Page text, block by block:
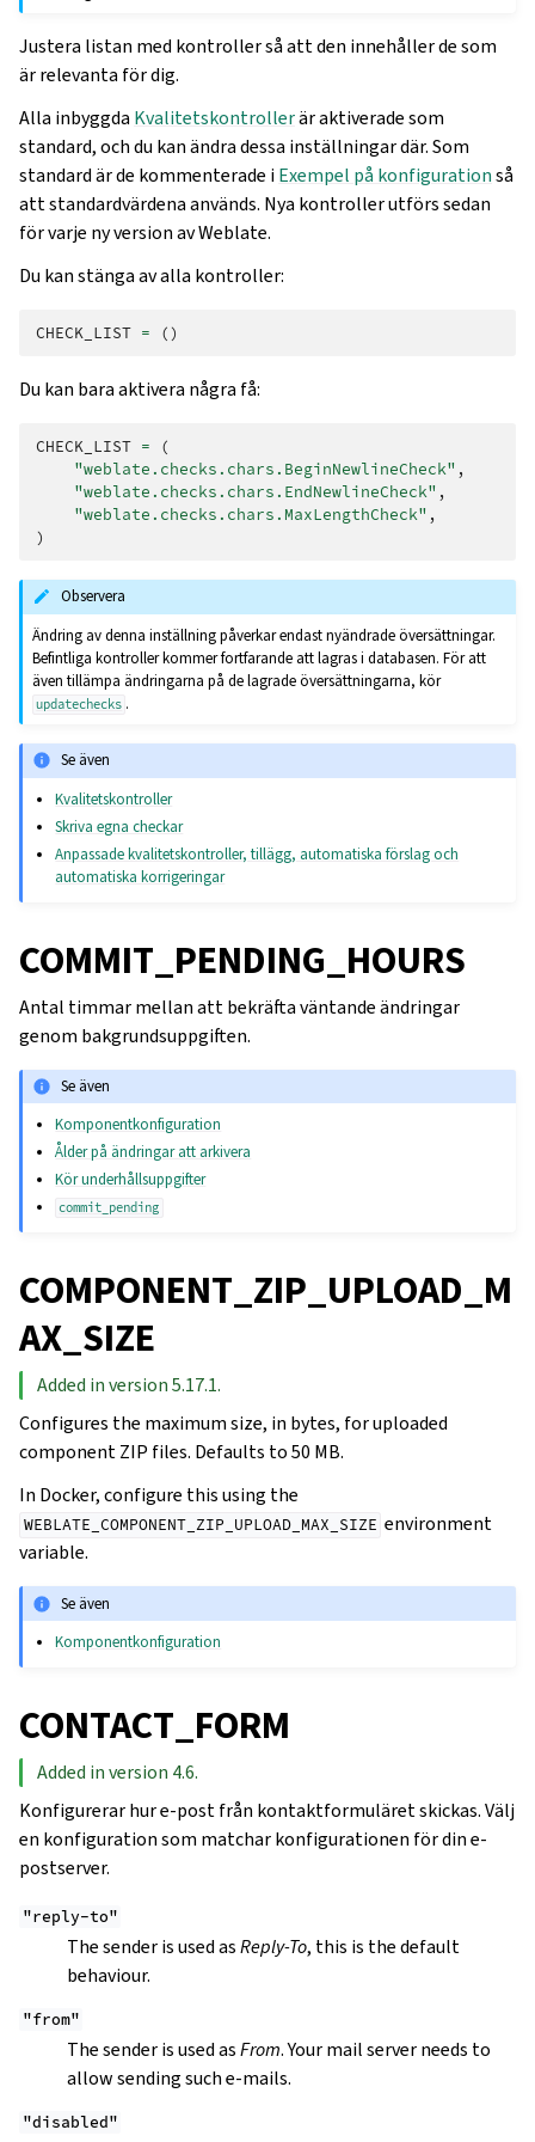
Justera listan med kontroller så att den innehåller de som
är relevanta för dig.
Alla inbyggda Kvalitetskontrollerär aktiverade som
standard, och du kan ändra dessa inställningar där. Som
standard är de kommenterade iExempel på konfigurationså
att standardvärdena används. Nya kontroller utförs sedan
för varje ny version av Weblate.
Du kan stänga av alla kontroller:
CHECK_LIST = ()
Du kan bara aktivera några få:
CHECK_LIST =
(
"weblate.checks.chars.BeginNewlineCheck" ,
"weblate.checks.chars.EndNewlineCheck" ,
"weblate.checks.chars.MaxLengthCheck" ,
)
Observera
Ändring av denna inställning påverkar endast nyändrade översättningar.
Befintliga kontroller kommer fortfarande att lagras i databasen. För att
även tillämpa ändringarna på de lagrade översättningarna, kör
updatechecks .
Se även
Kvalitetskontroller
Skriva egna checkar
Anpassade kvalitetskontroller, tillägg, automatiska förslag och
automatiska korrigeringar
COMMIT_PENDING_HOURS
Antal timmar mellan att bekräfta väntande ändringar
genom bakgrundsuppgiften.
Se även
Komponentkonfiguration
Ålder på ändringar att arkivera
Kör underhållsuppgifter
commit_pending
COMPONENT_ZIP_UPLOAD_M
AX_SIZE
Added in version 5.17.1.
Configures the maximum size, in bytes, for uploaded
component ZIP files. Defaults to 50 MB.
In Docker, configure this using the
WEBLATE_COMPONENT_ZIP_UPLOAD_MAX_SIZE environment
variable.
Se även
Komponentkonfiguration
CONTACT_FORM
Added in version 4.6.
Konfigurerar hur e-post från kontaktformuläret skickas. Välj
en konfiguration som matchar konfigurationen för din e-
postserver.
"reply-to"
The sender is used asReply-To, this is the default
behaviour.
"from"
The sender is used asFrom. Your mail server needs to
allow sending such e-mails.
"disabled"